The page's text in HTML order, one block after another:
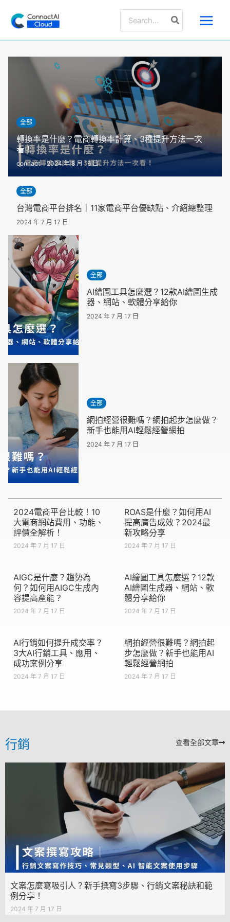
要
尋：
全部
轉換率是什麼？電商轉換率計算、3種提升方法一次
看！
connact 2024 年 8 月 16 日
全部
台灣電商平台排名｜11家電商平台優缺點、介紹總整理
2024 年 7 月 17 日
全部
AI繪圖工具怎麼選？12款AI繪圖生成
器、網站、軟體分享給你
2024 年 7 月 17 日
全部
網拍經營很難嗎？網拍起步怎麼做？
新手也能用AI輕鬆經營網拍
2024 年 7 月 17 日
2024電商平台比較！10
大電商網站費用、功能、
評價全解析！
2024 年 7 月 17 日
ROAS是什麼？如何用AI
提高廣告成效？2024最
新攻略分享
2024 年 7 月 17 日
AIGC是什麼？趨勢為
何？如何用AIGC生成內
容提高產能？
2024 年 7 月 17 日
AI繪圖工具怎麼選？12款
AI繪圖生成器、網站、軟
體分享給你
2024 年 7 月 17 日
AI行銷如何提升成交率？
3大AI行銷工具、應用、
成功案例分享
2024 年 7 月 17 日
網拍經營很難嗎？網拍起
步怎麼做？新手也能用AI
輕鬆經營網拍
2024 年 7 月 17 日
行銷 查看全部文章
文案怎麼寫吸引人？新手撰寫3步驟、行銷文案秘訣和範
例分享！
2024 年 7 月 17 日